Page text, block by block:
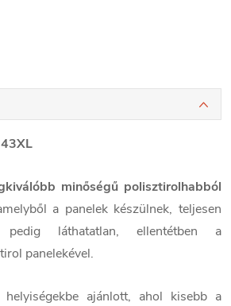
minőségű polisztirolhabból
a panelek készülnek, teljesen
pedig láthatatlan, ellentétben a
panelekével.
ajánlott, ahol kisebb a